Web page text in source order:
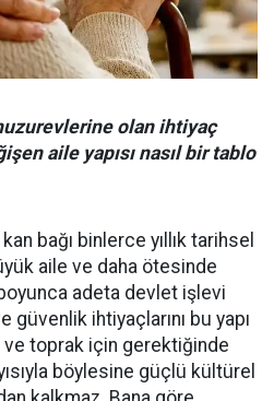
olan ihtiyaç
aile yapısı nasıl bir tablo
bağı binlerce yıllık tarihsel
aile ve daha ötesinde
adeta devlet işlevi
ihtiyaçlarını bu yapı
ve toprak için gerektiğinde
böylesine güçlü kültürel